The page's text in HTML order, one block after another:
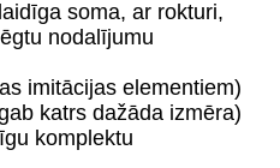
soma, ar rokturi,
nodalījumu
imitācijas elementiem)
katrs dažāda izmēra)
komplektu